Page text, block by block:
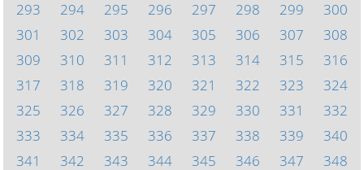
293
294 295 296 297 298 299
300
301
302 303 304 305 306 307
308
309
310 311 312 313 314 315
316
317
318 319 320 321 322 323
324
325
326 327 328 329 330 331
332
333
334 335 336 337 338 339
340
341
342 343 344 345 346 347
348